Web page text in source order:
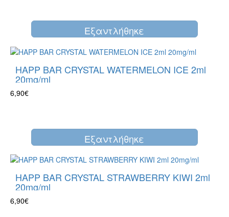
Eξαντλήθηκε
HAPP BAR CRYSTAL WATERMELON ICE 2ml
20mg/ml
6,90€
Eξαντλήθηκε
HAPP BAR CRYSTAL STRAWBERRY KIWI 2ml
20mg/ml
6,90€